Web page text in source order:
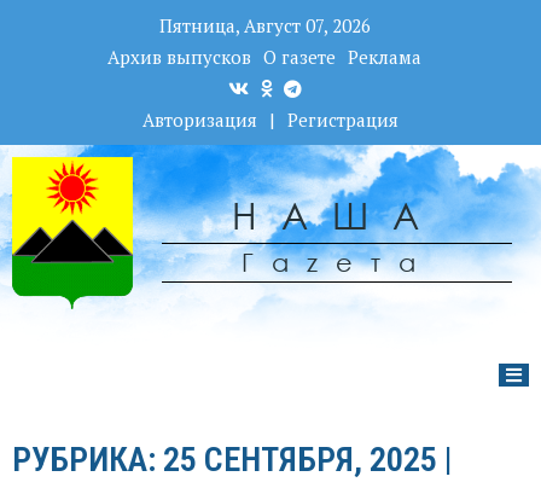
Пятница, Август 07, 2026
Архив выпусков О газете Реклама
Авторизация | Регистрация
НАША
Гаzета
РУБРИКА: 25 СЕНТЯБРЯ, 2025 |